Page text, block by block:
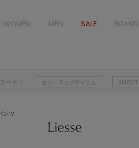
WOMEN MEN SALE BRAND
ード： セットアップアイテム SELECT
ンツ